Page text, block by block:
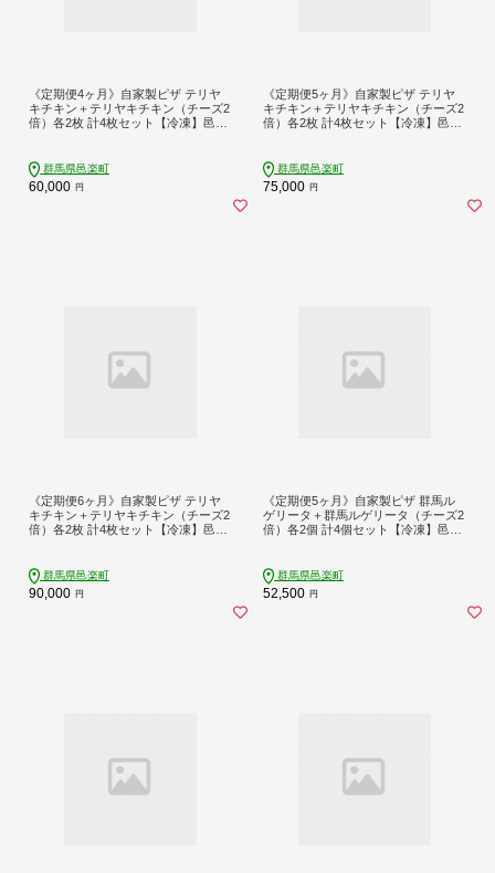
《定期便4ヶ月》自家製ピザ テリヤ
キチキン＋テリヤキチキン（チーズ2
倍）各2枚 計4枚セット【冷凍】邑楽
群馬県邑楽町
60,000 円
《定期便5ヶ月》自家製ピザ テリヤ
キチキン＋テリヤキチキン（チーズ2
倍）各2枚 計4枚セット【冷凍】邑楽
群馬県邑楽町
75,000 円
《定期便6ヶ月》自家製ピザ テリヤ
キチキン＋テリヤキチキン（チーズ2
倍）各2枚 計4枚セット【冷凍】邑楽
群馬県邑楽町
90,000 円
《定期便5ヶ月》自家製ピザ 群馬ル
ゲリータ＋群馬ルゲリータ（チーズ2
倍）各2個 計4個セット【冷凍】邑楽
群馬県邑楽町
52,500 円